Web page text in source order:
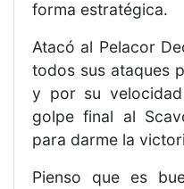
forma estratégica.
Atacó al Pelacor
todos sus ataques
y por su
golpe final al
para darme la
Pienso que es